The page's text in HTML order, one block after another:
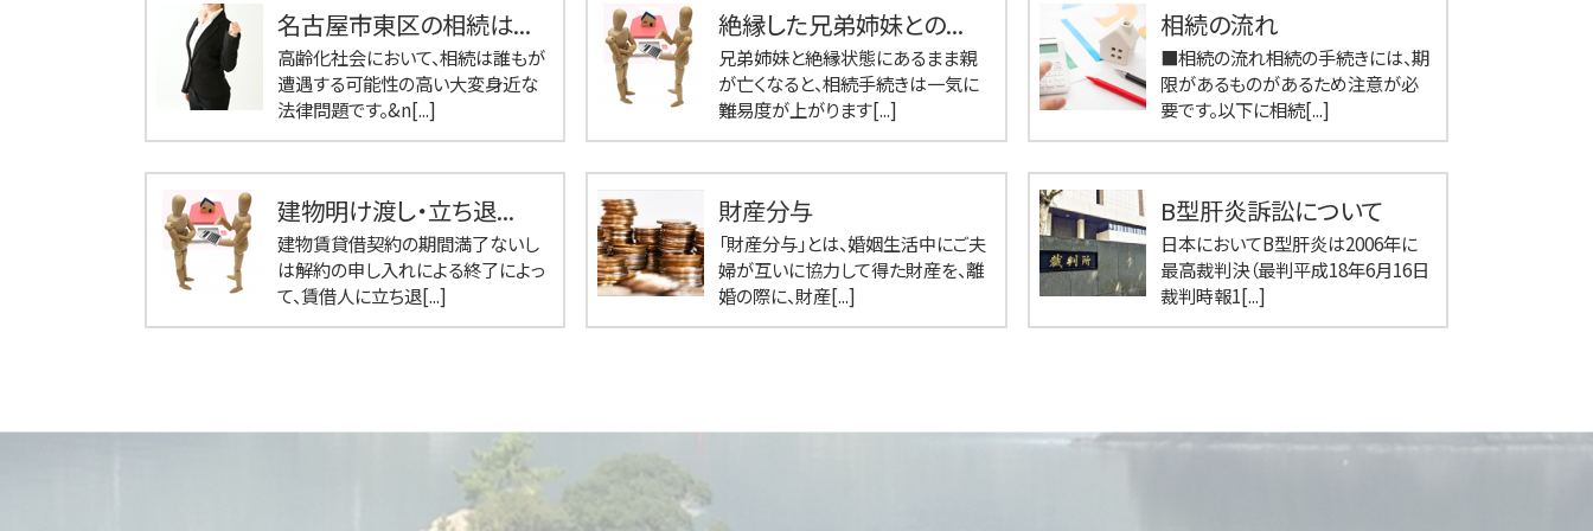
名古屋市東区の相続は...
高齢化社会において、相続は誰もが
遭遇する可能性の高い大変身近な
法律問題です。&n[...]
絶縁した兄弟姉妹との...
兄弟姉妹と絶縁状態にあるまま親
が亡くなると、相続手続きは一気に
難易度が上がります[...]
相続の流れ
■相続の流れ相続の手続きには、期
限があるものがあるため注意が必
要です。以下に相続[...]
建物明け渡し・立ち退...
建物賃貸借契約の期間満了ないし
は解約の申し入れによる終了によっ
て、賃借人に立ち退[...]
財産分与
「財産分与」とは、婚姻生活中にご夫
婦が互いに協力して得た財産を、離
婚の際に、財産[...]
B型肝炎訴訟について
日本においてB型肝炎は2006年に
最高裁判決（最判平成18年6月16日
裁判時報1[...]